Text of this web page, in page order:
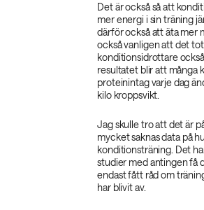
Det är också så att
mer energi i sin träning
därför också att äta mer
också vanligen att det
konditionsidrottare
resultatet blir att många
proteinintag varje dag
kilo kroppsvikt.
Jag skulle tro att det är
mycket saknas data på
konditionsträning. Det
studier med antingen få
endast fått råd om
har blivit av.